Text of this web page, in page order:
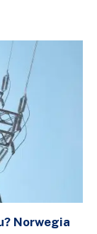
Norwegia